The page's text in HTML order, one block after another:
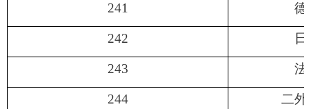
241 德
242
243 法
244 二外